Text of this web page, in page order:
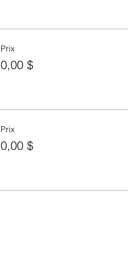
Prix
0,00 $
Prix
0,00 $